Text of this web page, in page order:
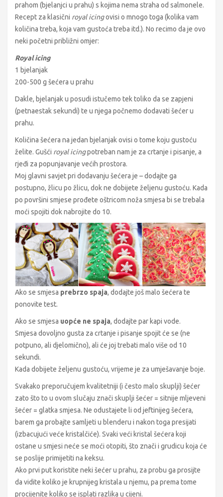
prahom (bjelanjci u prahu) s kojima nema straha od salmonele.
Recept za klasični royal icingovisi o mnogo toga (kolika vam
količina treba, koja vam gustoća treba itd.). No recimo da je ovo
neki početni približni omjer:
Royal icing
1 bjelanjak
200-500 g šećera u prahu
Dakle, bjelanjak u posudi istučemo tek toliko da se zapjeni
(petnaestak sekundi) te u njega počnemo dodavati šećer u
prahu.
Količina šećera na jedan bjelanjak ovisi o tome koju gustoću
želite. Gušći royal icingpotreban nam je za crtanje i pisanje, a
rjeđi za popunjavanje većih prostora.
Moj glavni savjet pri dodavanju šećera je – dodajte ga
postupno, žlicu po žlicu, dok ne dobijete željenu gustoću. Kada
po površini smjese prođete oštricom noža smjesa bi se trebala
moći spojiti dok nabrojite do 10.
Ako se smjesa prebrzo spaja, dodajte još malo šećera te
ponovite test.
Ako se smjesa uopće ne spaja, dodajte par kapi vode.
Smjesa dovoljno gusta za crtanje i pisanje spojit će se (ne
potpuno, ali djelomično), ali će joj trebati malo više od 10
sekundi.
Kada dobijete željenu gustoću, vrijeme je za umješavanje boje.
Svakako preporučujem kvalitetniji (i često malo skuplji) šećer
zato što to u ovom slučaju znači skuplji šećer = sitnije mljeveni
šećer = glatka smjesa. Ne odustajete li od jeftinijeg šećera,
barem ga probajte samljeti u blenderu i nakon toga presijati
(izbacujući veće kristalčiće). Svaki veći kristal šećera koji
ostane u smjesi neće se moći otopiti, što znači i grudicu koja će
se poslije primijetiti na keksu.
Ako prvi put koristite neki šećer u prahu, za probu ga prosijte
da vidite koliko je krupnijeg kristala u njemu, pa prema tome
procijenite koliko se isplati razlika u cijeni.